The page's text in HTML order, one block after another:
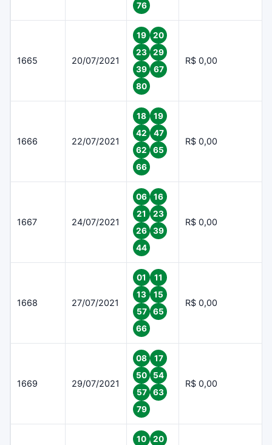
76
1665 20/07/2021
19
20
23
29
39
67
80
R$ 0,00
1666 22/07/2021
18
19
42
47
62
65
66
R$ 0,00
1667 24/07/2021
06
16
21
23
26
39
44
R$ 0,00
1668 27/07/2021
01
11
13
15
57
65
66
R$ 0,00
1669 29/07/2021
08
17
50
54
57
63
79
R$ 0,00
10
20